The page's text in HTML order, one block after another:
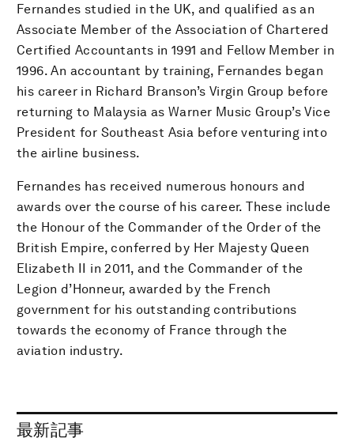
Fernandes studied in the UK, and qualified as an
Associate Member of the Association of Chartered
Certified Accountants in 1991 and Fellow Member in
1996. An accountant by training, Fernandes began
his career in Richard Branson’s Virgin Group before
returning to Malaysia as Warner Music Group’s Vice
President for Southeast Asia before venturing into
the airline business.
Fernandes has received numerous honours and
awards over the course of his career. These include
the Honour of the Commander of the Order of the
British Empire, conferred by Her Majesty Queen
Elizabeth II in 2011, and the Commander of the
Legion d’Honneur, awarded by the French
government for his outstanding contributions
towards the economy of France through the
aviation industry.
最新記事